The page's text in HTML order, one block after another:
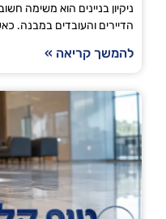
ניקיון בניינים הוא משימה
הדיירים והעובדים במבנה.
להמשך קריאה »